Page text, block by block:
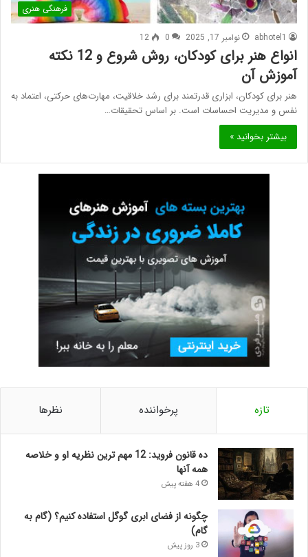
فرهنگی هنری
abhotel1 نوامبر 17, 2025 0
12
انواع هنر برای کودکان، روش شروع و 12 نکته
آموزش آن
هنر برای کودکان، ابزاری قدرتمند برای رشد خلاقیت، مهارت‌های حرکتی، اعتماد به
نفس و مدیریت احساسات است. بر اساس تحقیقات…
بیشتر بخوانید »
تازه پرخواننده نظرها
ده قانون فروید: 12 مهم ترین نظریه او و خلاصه
همه آنها
4 هفته پیش
چگونه از فضای ابری گوگل استفاده کنیم؟ (گام به
گام)
3 روز پیش